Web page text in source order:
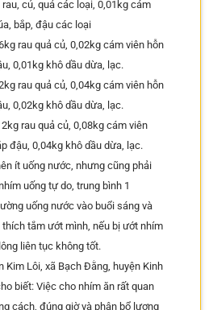
củ, quả các loại, 0,01kg cám
bắp, đậu các loại
rau quả củ, 0,02kg cám viên hỗn
0,01kg khô dầu dừa, lạc.
rau quả củ, 0,04kg cám viên hỗn
0,02kg khô dầu dừa, lạc.
rau quả củ, 0,08kg cám viên
đậu, 0,04kg khô dầu dừa, lạc.
ít uống nước, nhưng cũng phải
uống tự do, trung bình 1
uống nước vào buổi sáng và
tắm ướt mình, nếu bị ướt nhím
liên tục không tốt.
Kim Lôi, xã Bạch Đằng, huyện Kinh
biết: Việc cho nhím ăn rất quan
cách, đúng giờ và phân bổ lượng